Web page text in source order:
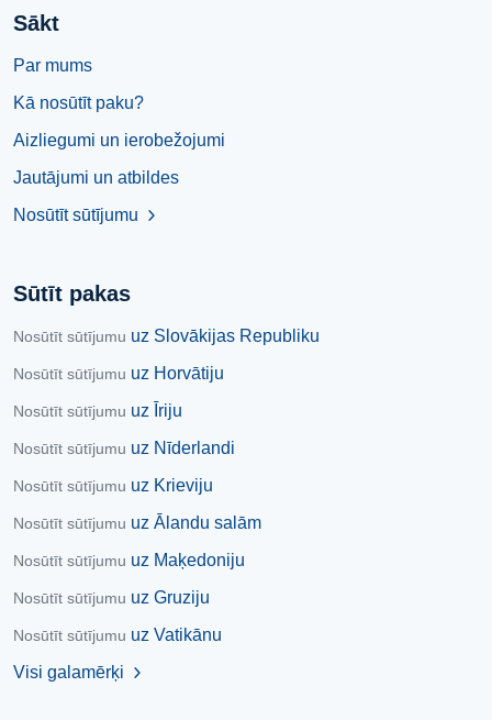
Sākt
Par mums
Kā nosūtīt paku?
Aizliegumi un ierobežojumi
Jautājumi un atbildes
Nosūtīt sūtījumu
chevron_right
Sūtīt pakas
Nosūtīt sūtījumu uz Slovākijas Republiku
Nosūtīt sūtījumu uz Horvātiju
Nosūtīt sūtījumu uz Īriju
Nosūtīt sūtījumu uz Nīderlandi
Nosūtīt sūtījumu uz Krieviju
Nosūtīt sūtījumu uz Ālandu salām
Nosūtīt sūtījumu uz Maķedoniju
Nosūtīt sūtījumu uz Gruziju
Nosūtīt sūtījumu uz Vatikānu
Visi galamērķi
chevron_right